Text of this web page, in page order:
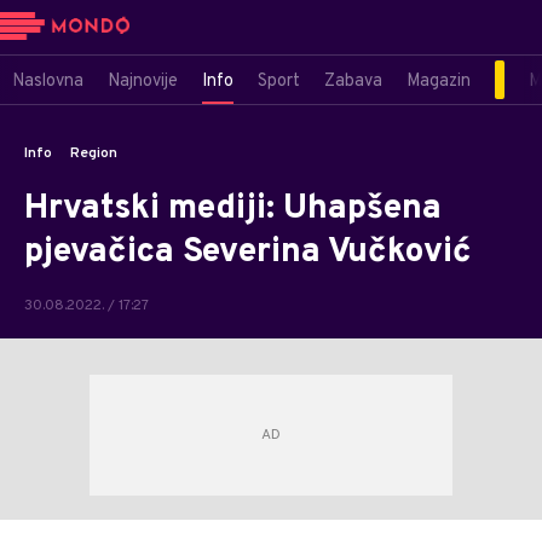
Naslovna Najnovije Info Sport Zabava Magazin
Info Region
Hrvatski mediji: Uhapšena
pjevačica Severina Vučković
30.08.2022. / 17:27